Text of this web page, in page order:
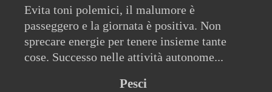
Evita toni polemici, il malumore è
passeggero e la giornata è positiva. Non
sprecare energie per tenere insieme tante
cose. Successo nelle attività autonome...
Pesci